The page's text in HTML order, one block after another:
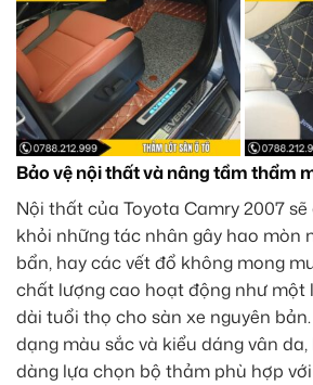
Bảo vệ nội thất và nâng tầm thẩm
Nội thất của Toyota Camry 2007
khỏi những tác nhân gây hao mòn
bẩn, hay các vết đổ không mong
chất lượng cao hoạt động như một
dài tuổi thọ cho sàn xe nguyên
dạng màu sắc và kiểu dáng vân
dàng lựa chọn bộ thảm phù hợp